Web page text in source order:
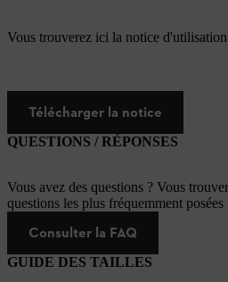
Vous trouverez ici la notice
Télécharger la notice
QUESTIONS / RÉPONSES
Vous avez des questions ? Vous
questions les plus fréquemment posées
Consulter la FAQ
GUIDE DES TAILLES